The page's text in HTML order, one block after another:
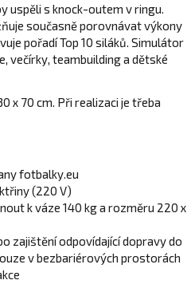
uspěli s knock-outem v ringu.
současně porovnávat výkony
pořadí Top 10 siláků. Simulátor
večírky, teambuilding a dětské
x 70 cm. Při realizaci je třeba
fotbalky.eu
(220 V)
k váze 140 kg a rozměru 220 x
zajištění odpovídající dopravy do
v bezbariérových prostorách